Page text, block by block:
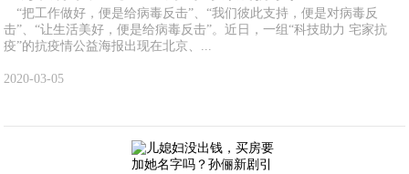
“把工作做好，便是给病毒反击”、“我们彼此支持，便是对病毒反
击”、“让生活美好，便是给病毒反击”。近日，一组“科技助力 宅家抗
疫”的抗疫情公益海报出现在北京、...
2020-03-05